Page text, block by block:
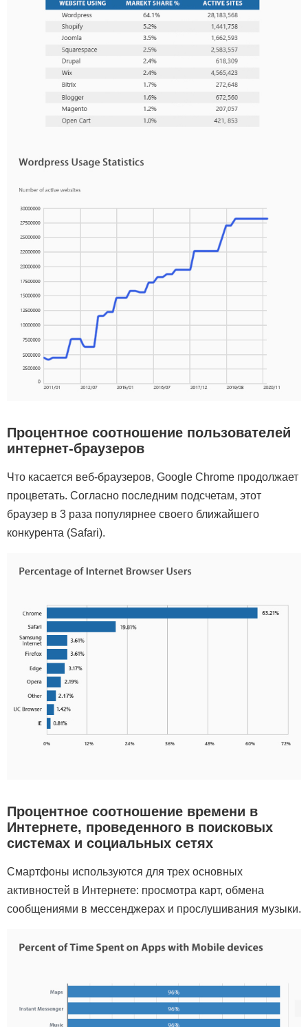
Процентное соотношение пользователей
интернет-браузеров
Что касается веб-браузеров, Google Chrome продолжает
процветать. Согласно последним подсчетам, этот
браузер в 3 раза популярнее своего ближайшего
конкурента (Safari).
Процентное соотношение времени в
Интернете, проведенного в поисковых
системах и социальных сетях
Смартфоны используются для трех основных
активностей в Интернете: просмотра карт, обмена
сообщениями в мессенджерах и прослушивания музыки.